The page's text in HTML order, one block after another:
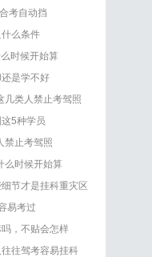
考自动挡
么条件
时候开始算
是学不好
几类人禁止考驾照
5种学员
禁止考驾照
么时候开始算
节才是挂科重灾区
易考过
，不贴会怎样
往驾考容易挂科